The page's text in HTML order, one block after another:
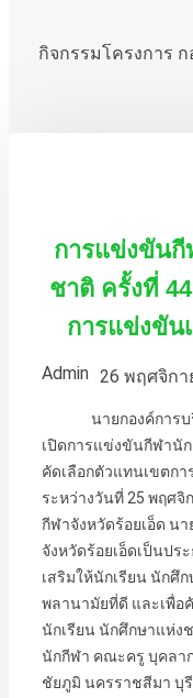
กิจกรรมโครงการ
การแข่งขันกี
ชาติ ครั้งที่
การแข่งขัน
Admin 26 พฤศจิกา
นายกองค์การบริห
เปิดการแข่งขันกีฬานั
คัดเลือกตัวแทนเขตกา
ระหว่างวันที่ 25 พฤศ
กีฬาจังหวัดร้อยเอ็ด น
จังหวัดร้อยเอ็ดเป็นปร
เสริมให้นักเรียน นักศึ
พลานามัยที่ดี และเพื่อ
นักเรียน นักศึกษาแห่ง
นักกีฬา คณะครู บุคลาก
ชัยภูมิ นครราชสีมา บุ